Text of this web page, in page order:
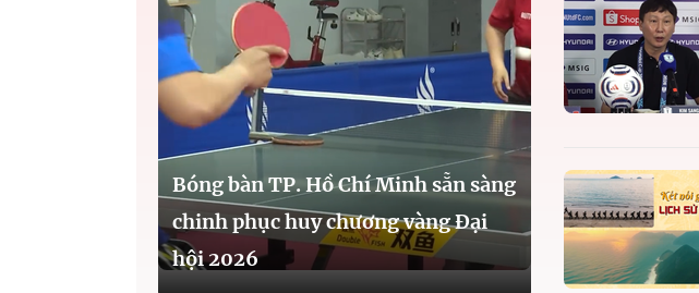
Bóng bàn TP. Hồ Chí Minh sẵn sàng
chinh phục huy chương vàng Đại
hội 2026